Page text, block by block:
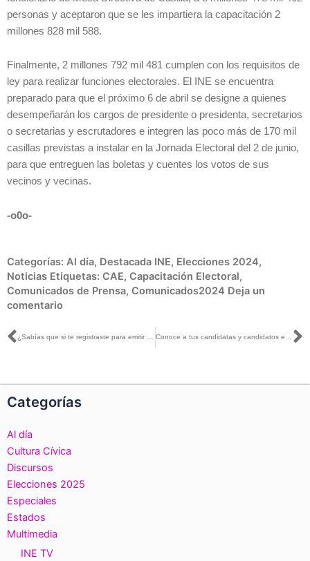
personas y aceptaron que se les impartiera la capacitación 2
millones 828 mil 588.
Finalmente, 2 millones 792 mil 481 cumplen con los requisitos de
ley para realizar funciones electorales. El INE se encuentra
preparado para que el próximo 6 de abril se designe a quienes
desempeñarán los cargos de presidente o presidenta, secretarios
o secretarias y escrutadores e integren las poco más de 170 mil
casillas previstas a instalar en la Jornada Electoral del 2 de junio,
para que entreguen las boletas y cuentes los votos de sus
vecinos y vecinas.
-o0o-
Categorías: Al día, Destacada INE, Elecciones 2024,
Noticias Etiquetas: CAE, Capacitación Electoral,
Comunicados de Prensa, Comunicados2024 Deja un
comentario
Ant ¿Sabías que si te registraste para emitir tu voto extranjero el INE resguarda en todo momento tu sufragio? Conoce a tus candidatas y candidatos en candidaturas.ine.mx
Categorías
Al día
Cultura Cívica
Discursos
Elecciones 2025
Especiales
Estados
Multimedia
INE TV